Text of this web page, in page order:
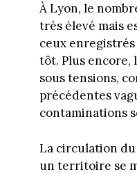
À Lyon, le
très élevé mais
ceux
tôt. Plus encore,
sous tensions,
précédentes
contaminations
La circulation
un territoire se